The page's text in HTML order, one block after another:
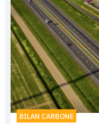
BILAN CARBONE